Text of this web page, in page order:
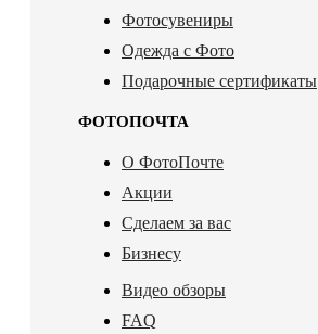
Фотосувениры
Одежда с Фото
Подарочные сертификаты
ФОТОПОЧТА
О ФотоПочте
Акции
Сделаем за вас
Бизнесу
Видео обзоры
FAQ